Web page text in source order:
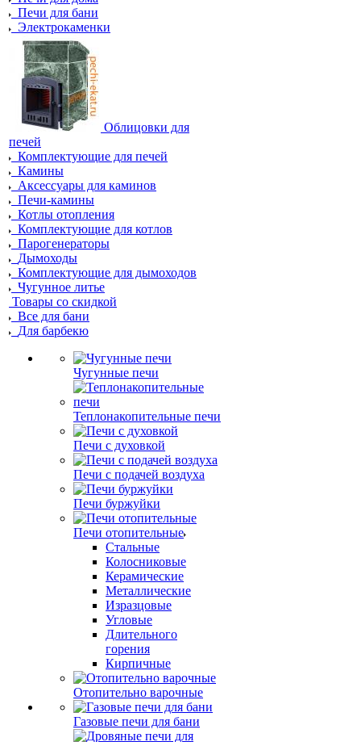
Печи для бани
Электрокаменки
Облицовки для
печей
Комплектующие для печей
Камины
Аксессуары для каминов
Печи-камины
Котлы отопления
Комплектующие для котлов
Парогенераторы
Дымоходы
Комплектующие для дымоходов
Чугунное литье
Товары со скидкой
Все для бани
Для барбекю
Чугунные печи
Теплонакопительные печи
Печи с духовкой
Печи с подачей воздуха
Печи буржуйки
Печи отопительные
Стальные
Колосниковые
Керамические
Металлические
Изразцовые
Угловые
Длительного
горения
Кирпичные
Отопительно варочные
Газовые печи для бани